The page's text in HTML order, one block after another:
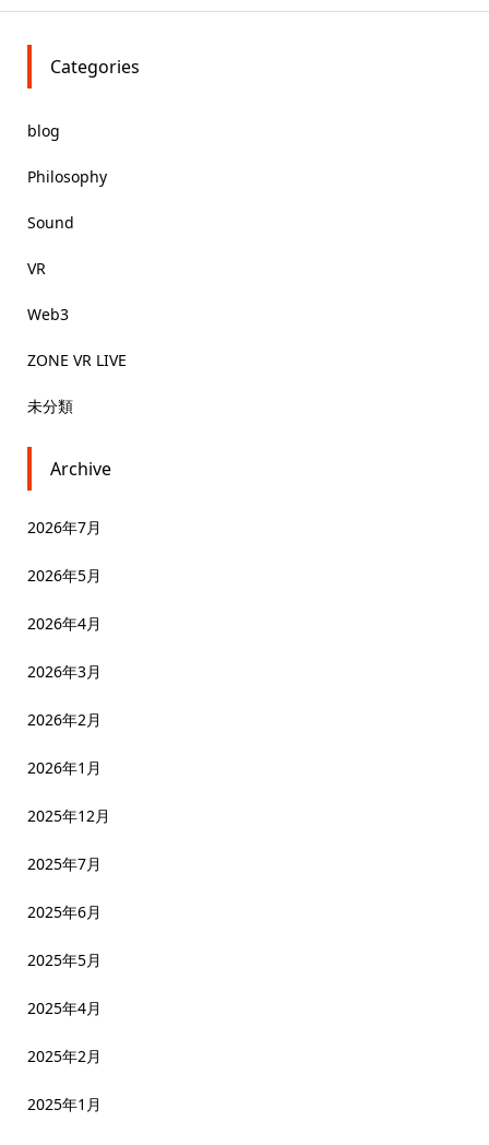
Categories
blog
Philosophy
Sound
VR
Web3
ZONE VR LIVE
未分類
Archive
2026年7月
2026年5月
2026年4月
2026年3月
2026年2月
2026年1月
2025年12月
2025年7月
2025年6月
2025年5月
2025年4月
2025年2月
2025年1月